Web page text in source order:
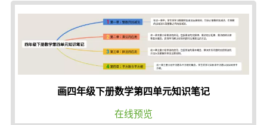
画四年级下册数学第四单元知识笔记
在线预览